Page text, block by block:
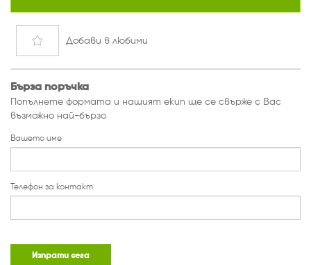
Добави в любими
Бърза поръчка
Попълнете формата и нашият екип ще се свърже с Вас
възможно най-бързо
Вашето име
Телефон за контакт
Изпрати сега